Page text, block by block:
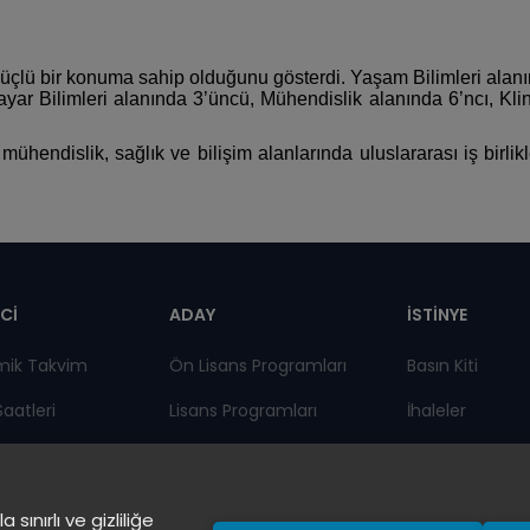
ve gizliliğe
bir konuma sahip olduğunu gösterdi. Yaşam Bilimleri
Bilimleri alanında 3’üncü, Mühendislik alanında 6’ncı,
sağlık ve bilişim alanlarında uluslararası iş
Takvim
ADAY
Ön Lisans Programları
Lisans Programları
İSTİNYE
Basın Kiti
İhaleler